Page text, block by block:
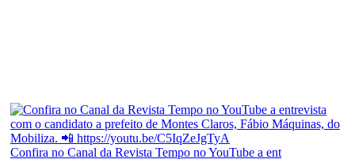
Confira no Canal da Revista Tempo no YouTube a ent